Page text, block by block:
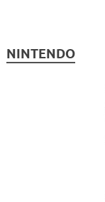
NINTENDO